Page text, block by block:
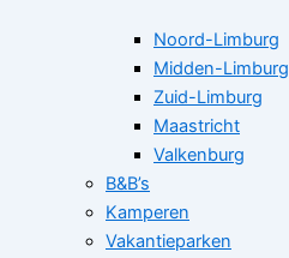
Noord-Limburg
Midden-Limburg
Zuid-Limburg
Maastricht
Valkenburg
B&B’s
Kamperen
Vakantieparken